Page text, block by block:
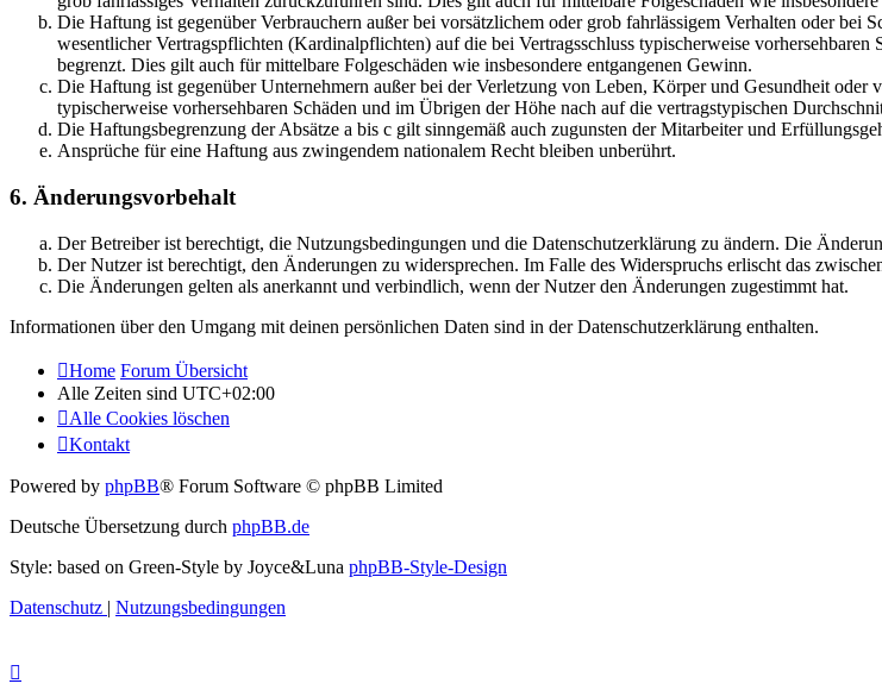
Die Haftung ist gegenüber Verbrauchern außer bei vorsätzlichem oder grob fahrlässigem Verhalten oder bei
wesentlicher Vertragspflichten (Kardinalpflichten) auf die bei Vertragsschluss typischerweise
begrenzt. Dies gilt auch für mittelbare Folgeschäden wie insbesondere entgangenen Gewinn.
Die Haftung ist gegenüber Unternehmern außer bei der Verletzung von Leben, Körper und Gesundheit oder
typischerweise vorhersehbaren Schäden und im Übrigen der Höhe nach auf die vertragstypischen
Die Haftungsbegrenzung der Absätze a bis c gilt sinngemäß auch zugunsten der Mitarbeiter und
Ansprüche für eine Haftung aus zwingendem nationalem Recht bleiben unberührt.
6. Änderungsvorbehalt
Der Betreiber ist berechtigt, die Nutzungsbedingungen und die Datenschutzerklärung zu ändern. Die
Der Nutzer ist berechtigt, den Änderungen zu widersprechen. Im Falle des Widerspruchs erlischt das
Die Änderungen gelten als anerkannt und verbindlich, wenn der Nutzer den Änderungen zugestimmt hat.
Informationen über den Umgang mit deinen persönlichen Daten sind in der Datenschutzerklärung enthalten.
Home Forum Übersicht
Alle Zeiten sind UTC+02:00
Alle Cookies löschen
Kontakt
Powered by phpBB® Forum Software © phpBB Limited
Deutsche Übersetzung durch phpBB.de
Style: based on Green-Style by Joyce&Luna phpBB-Style-Design
Datenschutz | Nutzungsbedingungen